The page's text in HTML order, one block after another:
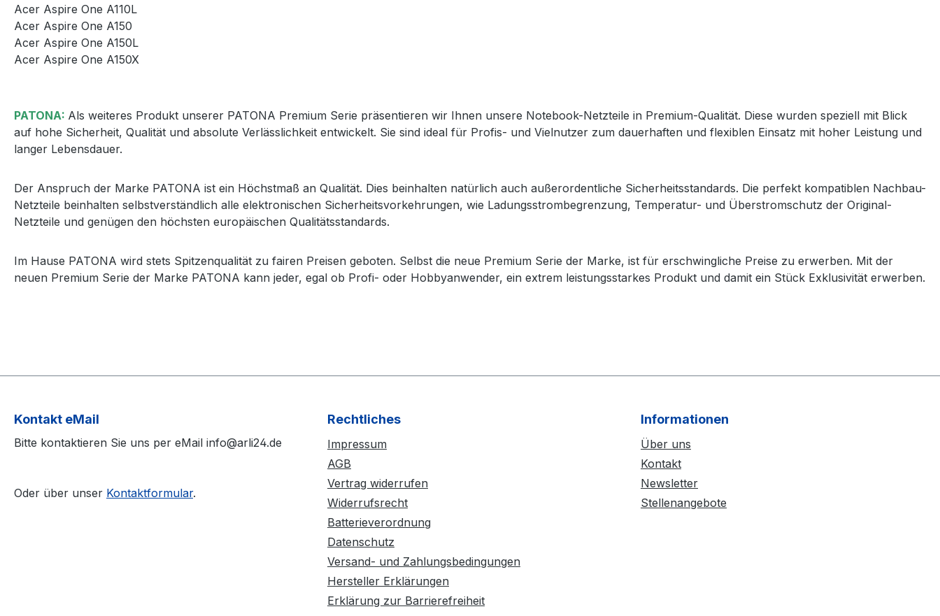
Acer Aspire One A110L
Acer Aspire One A150
Acer Aspire One A150L
Acer Aspire One A150X
PATONA: Als weiteres Produkt unserer PATONA Premium Serie präsentieren wir Ihnen unsere Notebook-Netzteile in Premium-Qualität. Diese wurden speziell mit Blick
auf hohe Sicherheit, Qualität und absolute Verlässlichkeit entwickelt. Sie sind ideal für Profis- und Vielnutzer zum dauerhaften und flexiblen Einsatz mit hoher Leistung und
langer Lebensdauer.
Der Anspruch der Marke PATONA ist ein Höchstmaß an Qualität. Dies beinhalten natürlich auch außerordentliche Sicherheitsstandards. Die perfekt kompatiblen Nachbau-
Netzteile beinhalten selbstverständlich alle elektronischen Sicherheitsvorkehrungen, wie Ladungsstrombegrenzung, Temperatur- und Überstromschutz der Original-
Netzteile und genügen den höchsten europäischen Qualitätsstandards.
Im Hause PATONA wird stets Spitzenqualität zu fairen Preisen geboten. Selbst die neue Premium Serie der Marke, ist für erschwingliche Preise zu erwerben. Mit der
neuen Premium Serie der Marke PATONA kann jeder, egal ob Profi- oder Hobbyanwender, ein extrem leistungsstarkes Produkt und damit ein Stück Exklusivität erwerben.
Kontakt eMail
Bitte kontaktieren Sie uns per eMail info@arli24.de
Oder über unser Kontaktformular.
Rechtliches
Impressum
AGB
Vertrag widerrufen
Widerrufsrecht
Batterieverordnung
Datenschutz
Versand- und Zahlungsbedingungen
Hersteller Erklärungen
Erklärung zur Barrierefreiheit
Informationen
Über uns
Kontakt
Newsletter
Stellenangebote